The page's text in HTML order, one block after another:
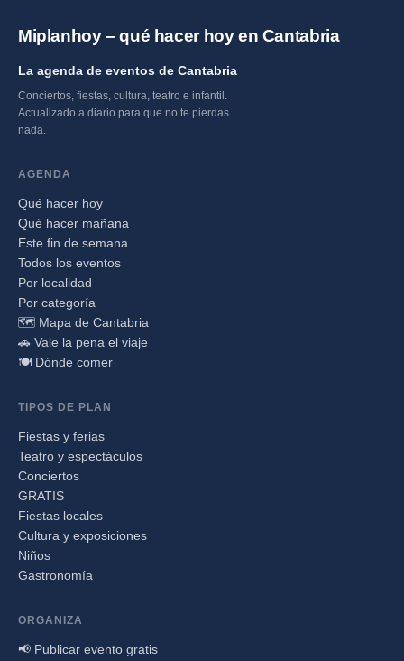
Miplanhoy – qué hacer hoy en Cantabria
La agenda de eventos de Cantabria
Conciertos, fiestas, cultura, teatro e infantil.
Actualizado a diario para que no te pierdas
nada.
AGENDA
Qué hacer hoy
Qué hacer mañana
Este fin de semana
Todos los eventos
Por localidad
Por categoría
🗺️ Mapa de Cantabria
🚗 Vale la pena el viaje
🍽️ Dónde comer
TIPOS DE PLAN
Fiestas y ferias
Teatro y espectáculos
Conciertos
GRATIS
Fiestas locales
Cultura y exposiciones
Niños
Gastronomía
ORGANIZA
📢 Publicar evento gratis